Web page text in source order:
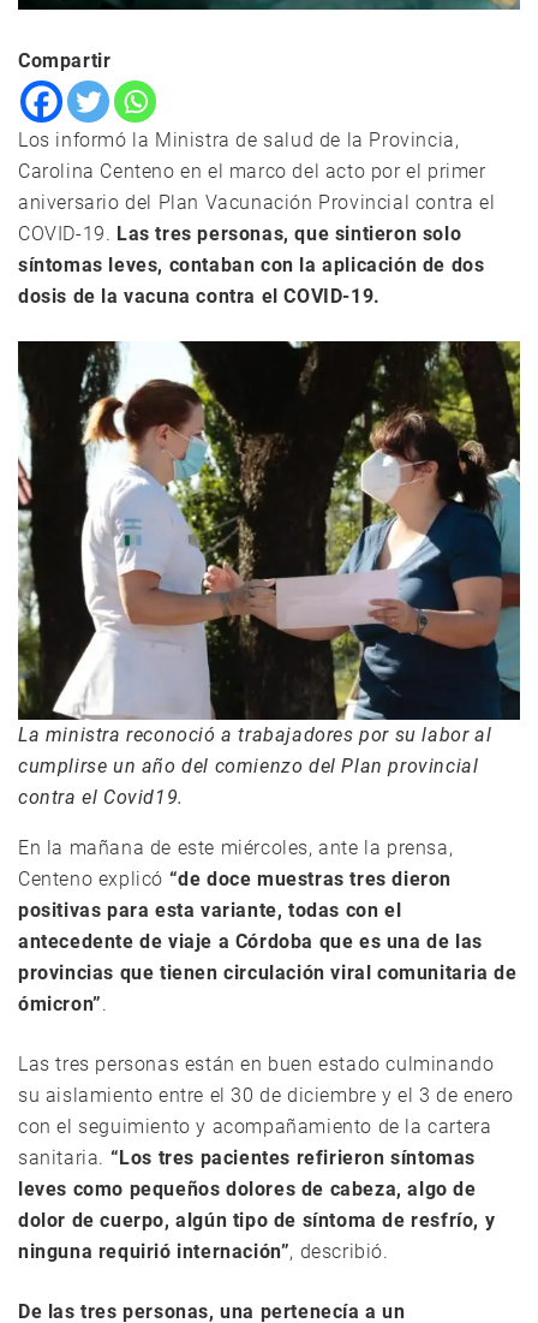
Compartir
Los informó la Ministra de salud de la Provincia,
Carolina Centeno en el marco del acto por el primer
aniversario del Plan Vacunación Provincial contra el
COVID-19. Las tres personas, que sintieron solo
síntomas leves, contaban con la aplicación de dos
dosis de la vacuna contra el COVID-19.
La ministra reconoció a trabajadores por su labor al
cumplirse un año del comienzo del Plan provincial
contra el Covid19.
En la mañana de este miércoles, ante la prensa,
Centeno explicó “de doce muestras tres dieron
positivas para esta variante, todas con el
antecedente de viaje a Córdoba que es una de las
provincias que tienen circulación viral comunitaria de
ómicron”.
Las tres personas están en buen estado culminando
su aislamiento entre el 30 de diciembre y el 3 de enero
con el seguimiento y acompañamiento de la cartera
sanitaria. “Los tres pacientes refirieron síntomas
leves como pequeños dolores de cabeza, algo de
dolor de cuerpo, algún tipo de síntoma de resfrío, y
ninguna requirió internación”, describió.
De las tres personas, una pertenecía a un